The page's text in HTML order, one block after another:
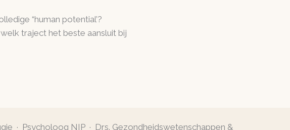
“human potential’?
traject het beste aansluit bij
· Psycholoog NIP · Drs. Gezondheidswetenschappen &